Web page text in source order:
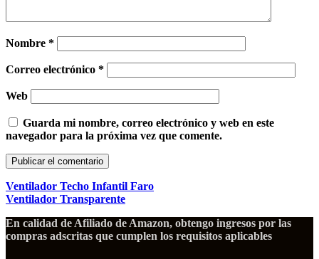
Nombre *
Correo electrónico *
Web
Guarda mi nombre, correo electrónico y web en este
navegador para la próxima vez que comente.
Ventilador Techo Infantil Faro
Ventilador Transparente
En calidad de Afiliado de Amazon, obtengo ingresos por las
compras adscritas que cumplen los requisitos aplicables